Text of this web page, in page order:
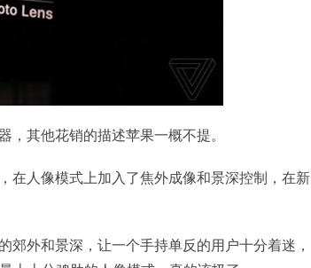
其他花销的描述苹果一概不提。
在人像模式上加入了焦外成像和景深控制，在新
外和景深，让一个手持单反的用户十分着迷，